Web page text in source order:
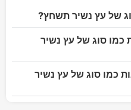
של עץ נשיר תשחץ?
כמו סוג של עץ נשיר
כמו סוג של עץ נשיר